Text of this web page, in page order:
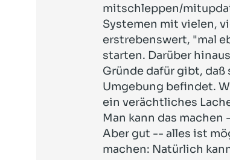
mitschleppen/
Systemen mit vielen,
erstrebenswert, "mal
starten. Darüber
Gründe dafür gibt,
Umgebung befindet.
ein verächtliches
Man kann das machen
Aber gut -- alles ist
machen: Natürlich